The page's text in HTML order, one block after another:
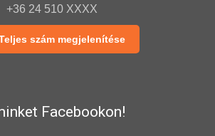
+36 24 510 XXXX
szám megjelenítése
Facebookon!